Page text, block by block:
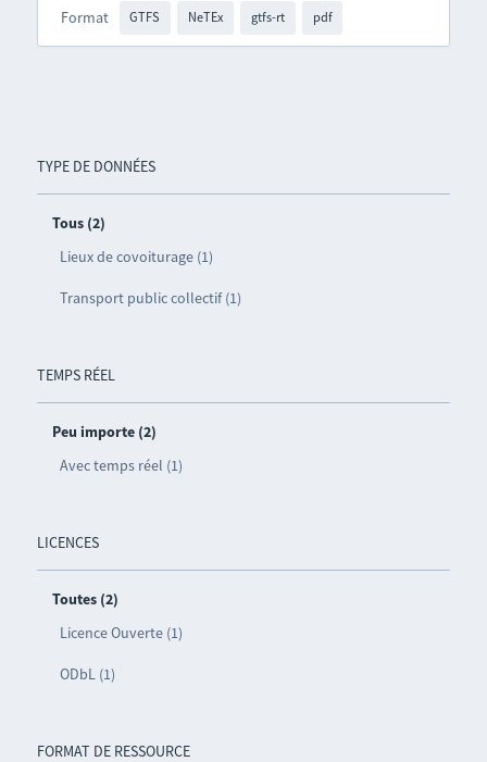
TYPE DE DONNÉES
Tous (2)
Lieux de covoiturage (1)
Transport public collectif (1)
TEMPS RÉEL
Peu importe (2)
Avec temps réel (1)
LICENCES
Toutes (2)
Licence Ouverte (1)
ODbL (1)
FORMAT DE RESSOURCE
Format GTFS NeTEx gtfs-rt pdf